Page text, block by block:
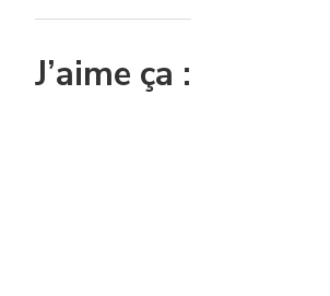
J’aime ça :